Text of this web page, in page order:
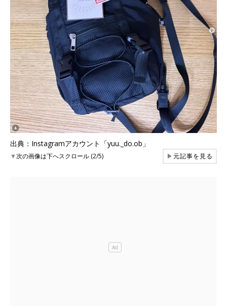
出典：Instagramアカウント「yuu._do.ob」
▼次の画像は下へスクロール (2/5) ▶元記事を見る